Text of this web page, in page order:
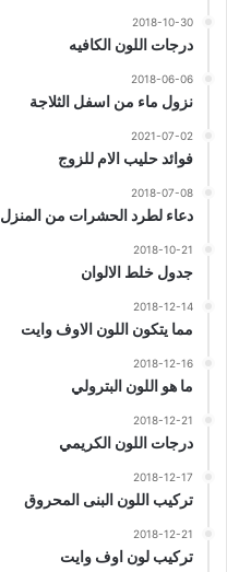
2018-10-30
درجات اللون الكافيه
2018-06-06
نزول ماء من اسفل الثلاجة
2021-07-02
فوائد حليب الام للزوج
2018-07-08
دعاء لطرد الحشرات من المنزل
2018-10-21
جدول خلط الالوان
2018-12-14
مما يتكون اللون الاوف وايت
2018-12-16
ما هو اللون البترولي
2018-12-21
درجات اللون الكريمي
2018-12-17
تركيب اللون البنى المحروق
2018-12-21
تركيب لون اوف وايت